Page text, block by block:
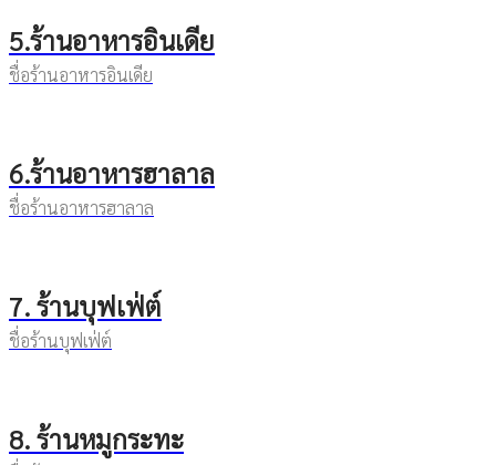
5.ร้านอาหารอินเดีย
ชื่อร้านอาหารอินเดีย
6.ร้านอาหารฮาลาล
ชื่อร้านอาหารฮาลาล
7. ร้านบุฟเฟ่ต์
ชื่อร้านบุฟเฟ่ต์
8. ร้านหมูกระทะ